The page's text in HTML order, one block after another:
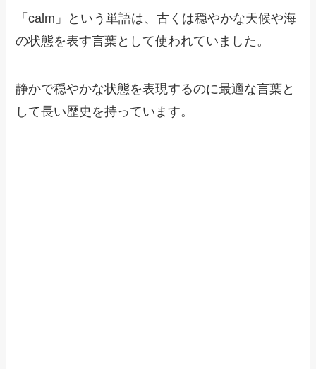
「calm」という単語は、古くは穏やかな天候や海
の状態を表す言葉として使われていました。
静かで穏やかな状態を表現するのに最適な言葉と
して長い歴史を持っています。